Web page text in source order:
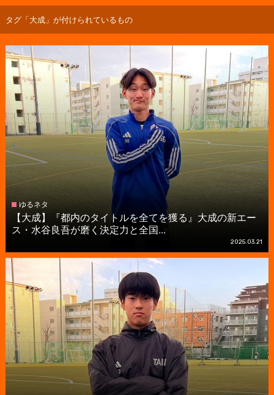
タグ「大成」が付けられているもの
ゆるネタ
【大成】『都内のタイトルを全てを獲る』大成の新エー
ス・水谷良吾が磨く決定力と全国...
2025.03.21